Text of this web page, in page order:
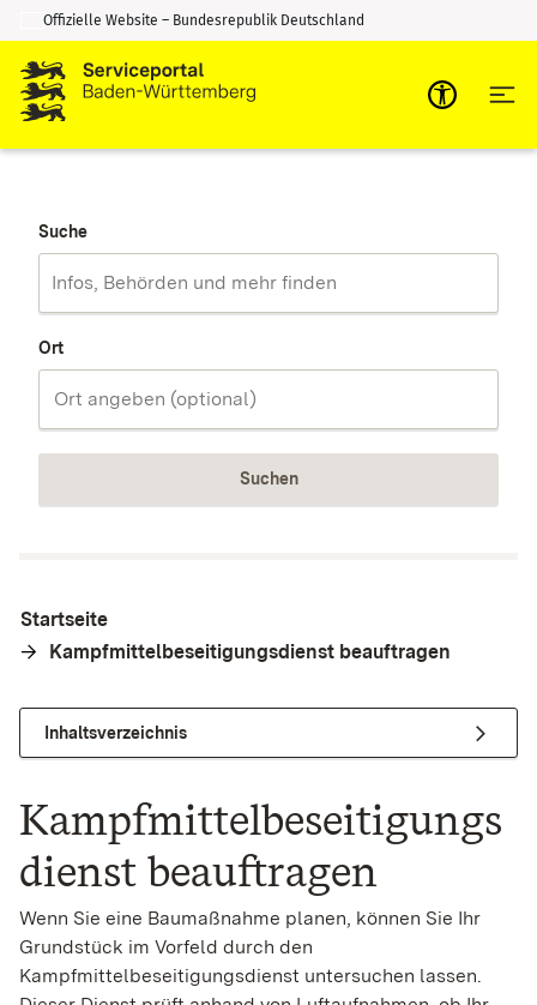
Zum Inhalt springen
Zur Suche springen
Offizielle Website – Bundesrepublik Deutschland
Suche
Ort
Suchen
Startseite
Kampfmittelbeseitigungsdienst beauftragen
Inhaltsverzeichnis
Kampfmittelbeseitigungs
dienst beauftragen
Wenn Sie eine Baumaßnahme planen, können Sie Ihr
Grundstück im Vorfeld durch den
Kampfmittelbeseitigungsdienst untersuchen lassen.